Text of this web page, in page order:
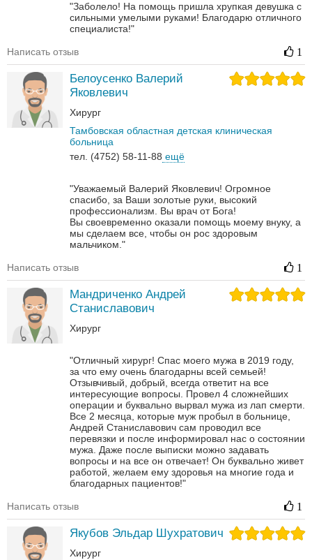
"Заболело! На помощь пришла хрупкая девушка с
сильными умелыми руками! Благодарю отличного
специалиста!"
Написать отзыв 1
Белоусенко Валерий
Яковлевич
Хирург
Тамбовская областная детская клиническая
больница
тел. (4752) 58-11-88 ещё
"Уважаемый Валерий Яковлевич! Огромное
спасибо, за Ваши золотые руки, высокий
профессионализм. Вы врач от Бога!
Вы своевременно оказали помощь моему внуку, а
мы сделаем все, чтобы он рос здоровым
мальчиком."
Написать отзыв 1
Мандриченко Андрей
Станиславович
Хирург
"Отличный хирург! Спас моего мужа в 2019 году,
за что ему очень благодарны всей семьей!
Отзывчивый, добрый, всегда ответит на все
интересующие вопросы. Провел 4 сложнейших
операции и буквально вырвал мужа из лап смерти.
Все 2 месяца, которые муж пробыл в больнице,
Андрей Станиславович сам проводил все
перевязки и после информировал нас о состоянии
мужа. Даже после выписки можно задавать
вопросы и на все он отвечает! Он буквально живет
работой, желаем ему здоровья на многие года и
благодарных пациентов!"
Написать отзыв 1
Якубов Эльдар Шухратович
Хирург